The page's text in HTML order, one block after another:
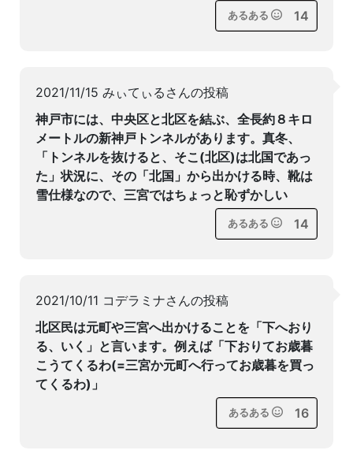
あるある 14
2021/11/15 みぃてぃるさんの投稿
神戸市には、中央区と北区を結ぶ、全長約８キロ
メートルの新神戸トンネルがあります。真冬、
「トンネルを抜けると、そこ(北区)は北国であっ
た」状況に、その「北国」から出かける時、靴は
雪仕様なので、三宮ではちょっと恥ずかしい
あるある 14
2021/10/11 コデラミナさんの投稿
北区民は元町や三宮へ出かけることを「下へおり
る、いく」と言います。例えば「下おりてお歳暮
こうてくるわ(=三宮か元町へ行ってお歳暮を買っ
てくるわ)」
あるある 16